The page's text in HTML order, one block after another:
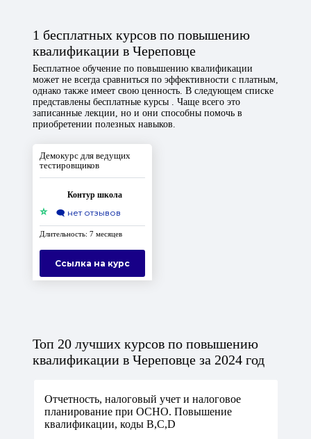
1 бесплатных курсов по повышению
квалификации в Череповце
Бесплатное обучение по повышению квалификации
может не всегда сравниться по эффективности с платным,
однако также имеет свою ценность. В следующем списке
представлены бесплатные курсы . Чаще всего это
записанные лекции, но и они способны помочь в
приобретении полезных навыков.
Демокурс для ведущих
тестировщиков
Контур школа
⭐ 🗨️ нет отзывов
Длительность: 7 месяцев
Ссылка на курс
Топ 20 лучших курсов по повышению
квалификации в Череповце за 2024 год
Отчетность, налоговый учет и налоговое
планирование при ОСНО. Повышение
квалификации, коды В,С,D